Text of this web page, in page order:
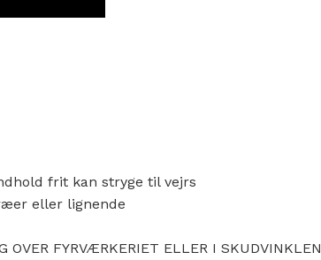
frit kan stryge til vejrs
eller lignende
OVER FYRVÆRKERIET ELLER I SKUDVINKLEN